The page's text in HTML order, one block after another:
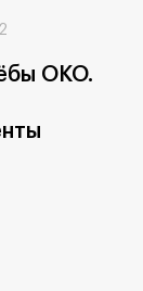
ОКО.